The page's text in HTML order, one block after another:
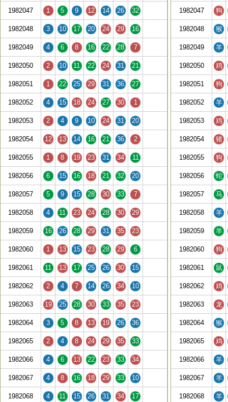
1982047 1 5 9 12 14 26 32
1982048 3 10 17 20 24 29 16
1982049 4 6 8 16 22 28 7
1982050 2 10 11 22 24 31 21
1982051 1 22 25 29 31 36 27
1982052 4 15 18 24 27 30 1
1982053 2 4 9 10 24 31 20
1982054 12 13 14 16 21 36 2
1982055 1 8 19 23 31 34 11
1982056 6 15 16 18 21 32 20
1982057 5 9 15 28 30 33 7
1982058 4 11 23 24 28 30 29
1982059 16 26 28 29 31 35 23
1982060 1 13 15 23 28 29 6
1982061 11 13 17 25 26 30 15
1982062 2 4 7 14 26 34 10
1982063 19 25 28 30 33 35 23
1982064 3 5 8 13 19 26 36
1982065 2 4 8 24 29 35 33
1982066 4 6 13 22 23 33 34
1982067 4 8 16 18 29 33 10
1982068 4 11 15 26 31 34 17
1982047 狗
1982048 猴
1982049 羊
1982050 鸡
1982051 狗
1982052 羊
1982053 鸡
1982054 猪
1982055 狗
1982056 蛇
1982057 马
1982058 羊
1982059 羊
1982060 狗
1982061 鼠
1982062 鸡
1982063 龙
1982064 猴
1982065 鸡
1982066 羊
1982067 羊
1982068 羊